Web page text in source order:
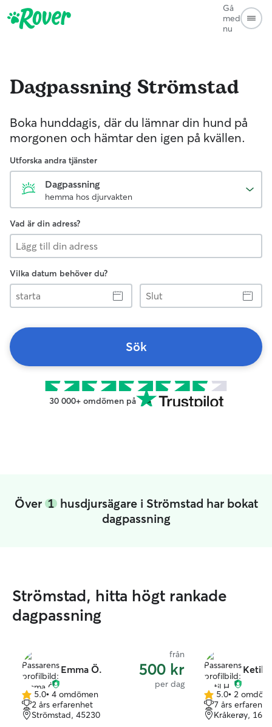
Gå
med
nu
Dagpassning Strömstad
Boka hunddagis, där du lämnar din hund på
morgonen och hämtar den igen på kvällen.
Utforska andra tjänster
Dagpassning
hemma hos djurvakten
Vad är din adress?
Vilka datum behöver du?
starta
Slut
Sök
30 000+ omdömen på
Över 1husdjursägare i Strömstad har bokat
dagpassning
Strömstad, hitta högt rankade
dagpassning
Emma Ö.
från
500 kr
per dag
5.0
av
5
5.0• 4 omdömen
2 års erfarenhet
Strömstad, 45230
Ketil
5.0
av
5
5.0• 2
7 års
Kråkerøy, 1676